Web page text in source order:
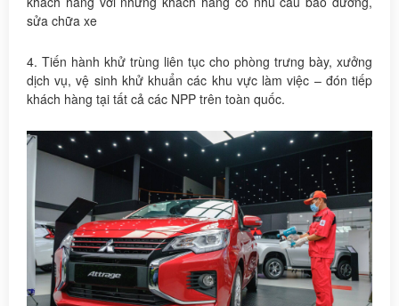
sửa chữa xe
4. Tiến hành khử trùng liên tục cho phòng trưng bày, xưởng
dịch vụ, vệ sinh khử khuẩn các khu vực làm việc – đón tiếp
khách hàng tại tất cả các NPP trên toàn quốc.